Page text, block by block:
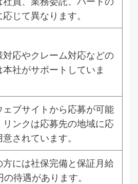
じて異なります。
対応やクレーム対応などの
本社がサポートしていま
ェブサイトから応募が可能
リンクは応募先の地域に応
意されています。
方には社保完備と保証月給
の待遇があります。